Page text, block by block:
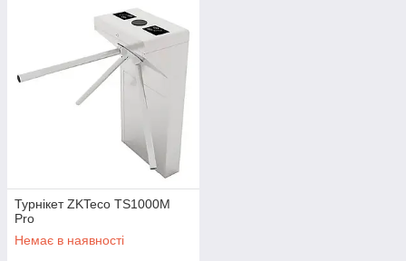
Турнікет ZKTeco TS1000M
Pro
Немає в наявності